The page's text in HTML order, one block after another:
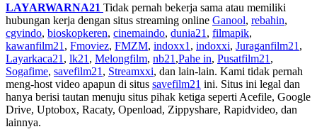
LAYARWARNA21 Tidak pernah bekerja sama atau memiliki
hubungan kerja dengan situs streaming online Ganool, rebahin,
cgvindo, bioskopkeren, cinemaindo, dunia21 , filmapik,
kawanfilm21 , Fmoviez, FMZM, indoxx1 , indoxxi, Juraganfilm21 ,
Layarkaca21 , lk21 , Melongfilm, nb21 ,Pahe in, Pusatfilm21 ,
Sogafime, savefilm21 , Streamxxi, dan lain-lain. Kami tidak pernah
meng-host video apapun di situs savefilm21 ini. Situs ini legal dan
hanya berisi tautan menuju situs pihak ketiga seperti Acefile, Google
Drive, Uptobox, Racaty, Openload, Zippyshare, Rapidvideo, dan
lainnya.